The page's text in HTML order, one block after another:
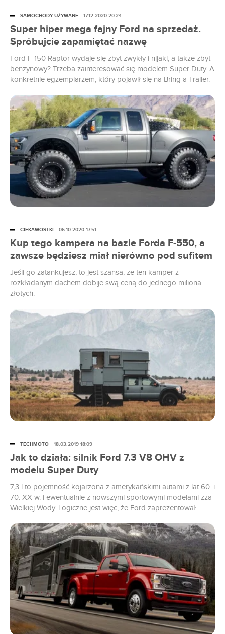
Super hiper mega fajny Ford na sprzedaż.
Spróbujcie zapamiętać nazwę
Ford F-150 Raptor wydaje się zbyt zwykły i nijaki, a także zbyt
benzynowy? Trzeba zainteresować się modelem Super Duty. A
konkretnie egzemplarzem, który pojawił się na Bring a Trailer.
SAMOCHODY UŻYWANE 17.12.2020 20:24
Kup tego kampera na bazie Forda F-550, a
zawsze będziesz miał nierówno pod sufitem
Jeśli go zatankujesz, to jest szansa, że ten kamper z
rozkładanym dachem dobije swą ceną do jednego miliona
złotych.
CIEKAWOSTKI 06.10.2020 17:51
Jak to działa: silnik Ford 7.3 V8 OHV z
modelu Super Duty
7,3 l to pojemność kojarzona z amerykańskimi autami z lat 60. i
70. XX w. i ewentualnie z nowszymi sportowymi modelami zza
Wielkiej Wody. Logiczne jest więc, że Ford zaprezentował
ma rozrząd umieszczony w bloku. Przepraszam, który mamy
rok?
TECHMOTO 18.03.2019 18:09